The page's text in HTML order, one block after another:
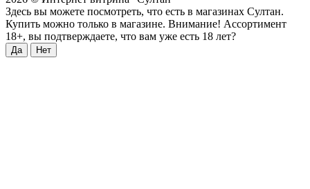
Здесь вы можете посмотреть, что есть в магазинах Султан.
Купить можно только в магазине. Внимание! Ассортимент
18+, вы подтверждаете, что вам уже есть 18 лет?